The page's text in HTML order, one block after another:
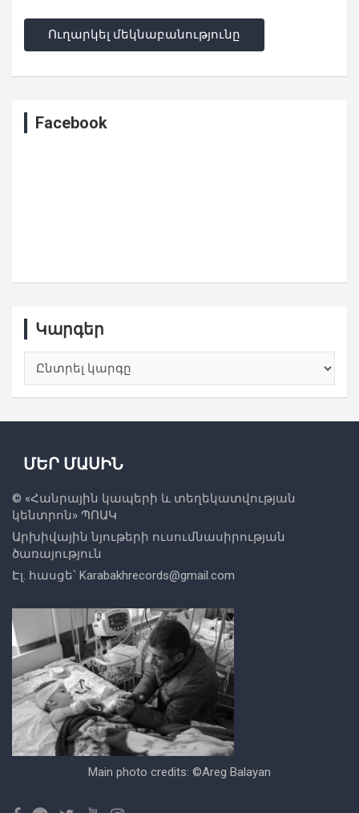
Facebook
Կարգեր
ՄԵՐ ՄԱՍԻՆ
© «Հանրային կապերի և տեղեկատվության
կենտրոն» ՊՈԱԿ
Արխիվային նյութերի ուսումնասիրության
ծառայություն
Էլ. հասցե՝ Karabakhrecords@gmail.com
Main photo credits: ©Areg Balayan